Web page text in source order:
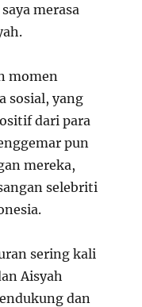
merasa
momen
sosial, yang
dari para
pun
mereka,
selebriti
sering kali
Aisyah
dan